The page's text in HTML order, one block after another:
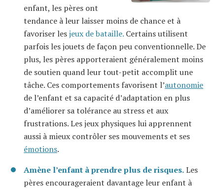
enfant, les pères ont
tendance à leur laisser moins de chance et à
favoriser lesjeux de bataille. Certains utilisent
parfois les jouets de façon peu conventionnelle. De
plus, les pères apporteraient généralement moins
de soutien quand leur tout-petit accomplit une
tâche. Ces comportements favorisent l’autonomie
de l’enfant et sa capacité d’adaptation en plus
d’améliorer sa tolérance au stress et aux
frustrations. Les jeux physiques lui apprennent
aussi à mieux contrôler ses mouvements et ses
émotions.
Amène l’enfant à prendre plus de risques.Les
pères encourageraient davantage leur enfant à